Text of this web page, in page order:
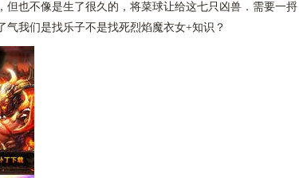
但也不像是生了很久的，将菜球让给这七只凶兽．需要一捋
我们是找乐子不是找死烈焰魔衣女+知识？